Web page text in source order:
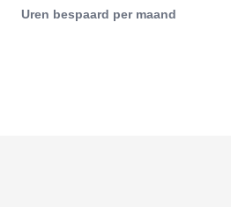
Uren bespaard per maand